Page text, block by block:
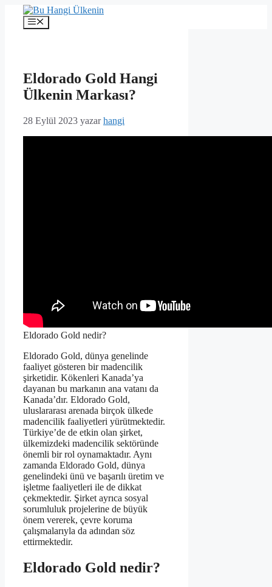
İçeriğe
Menü
Eldorado Gold Hangi
Ülkenin Markası?
28 Eylül 2023 yazarhangi
Eldorado Gold nedir?
Eldorado Gold, dünya genelinde
faaliyet gösteren bir madencilik
şirketidir. Kökenleri Kanada’ya
dayanan bu markanın ana vatanı da
Kanada’dır. Eldorado Gold,
uluslararası arenada birçok ülkede
madencilik faaliyetleri yürütmektedir.
Türkiye’de de etkin olan şirket,
ülkemizdeki madencilik sektöründe
önemli bir rol oynamaktadır. Aynı
zamanda Eldorado Gold, dünya
genelindeki ünü ve başarılı üretim ve
işletme faaliyetleri ile de dikkat
çekmektedir. Şirket ayrıca sosyal
sorumluluk projelerine de büyük
önem vererek, çevre koruma
çalışmalarıyla da adından söz
ettirmektedir.
Eldorado Gold nedir?